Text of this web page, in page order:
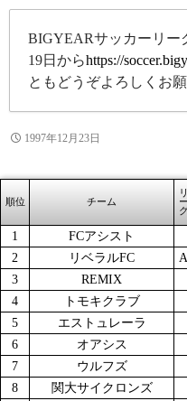
BIGYEARサッカーリー
19日からhttps://
ともどうぞよろしくお願
1997年12月23日
順位 チーム
リ
ー
1 FCアシスト
2
リベラルFC A
3
REMIX
4
トモキクラブ
5
エストュレーラ
6
オアシス
7
ウルフズ
8
関大サイクロンズ